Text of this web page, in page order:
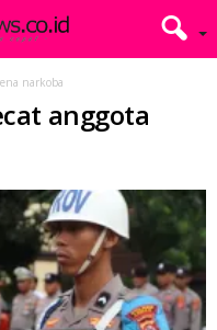
narkoba
anggota